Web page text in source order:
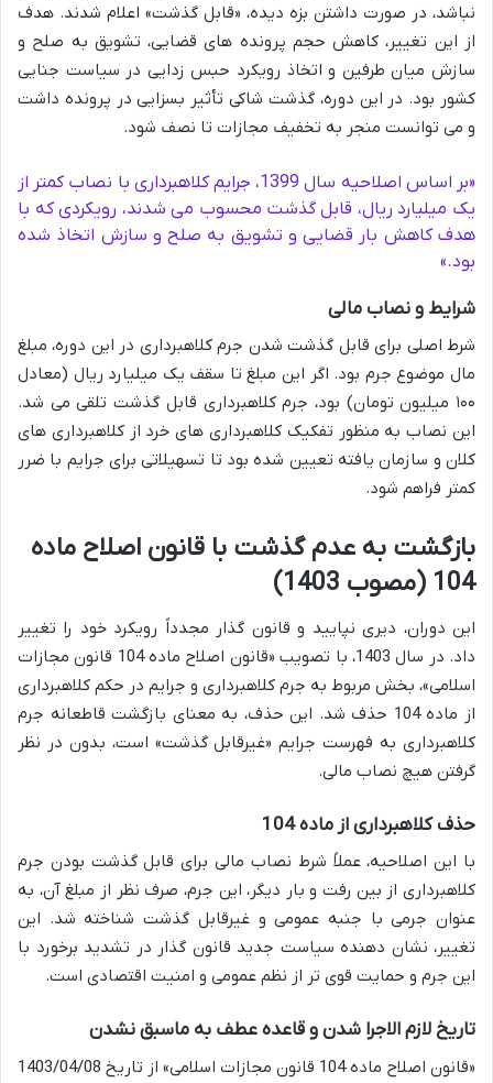
نباشد، در صورت داشتن بزه دیده، «قابل گذشت» اعلام شدند. هدف
از این تغییر، کاهش حجم پرونده های قضایی، تشویق به صلح و
سازش میان طرفین و اتخاذ رویکرد حبس زدایی در سیاست جنایی
کشور بود. در این دوره، گذشت شاکی تأثیر بسزایی در پرونده داشت
و می توانست منجر به تخفیف مجازات تا نصف شود.
«بر اساس اصلاحیه سال 1399، جرایم کلاهبرداری با نصاب کمتر از
یک میلیارد ریال، قابل گذشت محسوب می شدند، رویکردی که با
هدف کاهش بار قضایی و تشویق به صلح و سازش اتخاذ شده
بود.»
شرایط و نصاب مالی
شرط اصلی برای قابل گذشت شدن جرم کلاهبرداری در این دوره، مبلغ
مال موضوع جرم بود. اگر این مبلغ تا سقف یک میلیارد ریال (معادل
۱۰۰ میلیون تومان) بود، جرم کلاهبرداری قابل گذشت تلقی می شد.
این نصاب به منظور تفکیک کلاهبرداری های خرد از کلاهبرداری های
کلان و سازمان یافته تعیین شده بود تا تسهیلاتی برای جرایم با ضرر
کمتر فراهم شود.
بازگشت به عدم گذشت با قانون اصلاح ماده
104 (مصوب 1403)
این دوران، دیری نپایید و قانون گذار مجدداً رویکرد خود را تغییر
داد. در سال 1403، با تصویب «قانون اصلاح ماده 104 قانون مجازات
اسلامی»، بخش مربوط به جرم کلاهبرداری و جرایم در حکم کلاهبرداری
از ماده 104 حذف شد. این حذف، به معنای بازگشت قاطعانه جرم
کلاهبرداری به فهرست جرایم «غیرقابل گذشت» است، بدون در نظر
گرفتن هیچ نصاب مالی.
حذف کلاهبرداری از ماده 104
با این اصلاحیه، عملاً شرط نصاب مالی برای قابل گذشت بودن جرم
کلاهبرداری از بین رفت و بار دیگر، این جرم، صرف نظر از مبلغ آن، به
عنوان جرمی با جنبه عمومی و غیرقابل گذشت شناخته شد. این
تغییر، نشان دهنده سیاست جدید قانون گذار در تشدید برخورد با
این جرم و حمایت قوی تر از نظم عمومی و امنیت اقتصادی است.
تاریخ لازم الاجرا شدن و قاعده عطف به ماسبق نشدن
«قانون اصلاح ماده 104 قانون مجازات اسلامی» از تاریخ 1403/04/08